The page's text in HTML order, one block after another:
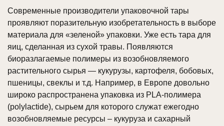
Современные производители упаковочной тары
проявляют поразительную изобретательность в выборе
материала для «зеленой» упаковки. Уже есть тара для
яиц, сделанная из сухой травы. Появляются
биоразлагаемые полимеры из возобновляемого
растительного сырья — кукурузы, картофеля, бобовых,
пшеницы, свеклы и т.д. Например, в Европе довольно
широко распространена упаковка из PLA-полимера
(polylactide), сырьем для которого служат ежегодно
возобновляемые ресурсы – кукуруза и сахарный